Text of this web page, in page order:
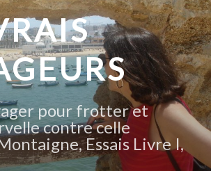
pour frotter et
contre celle
Essais Livre I,